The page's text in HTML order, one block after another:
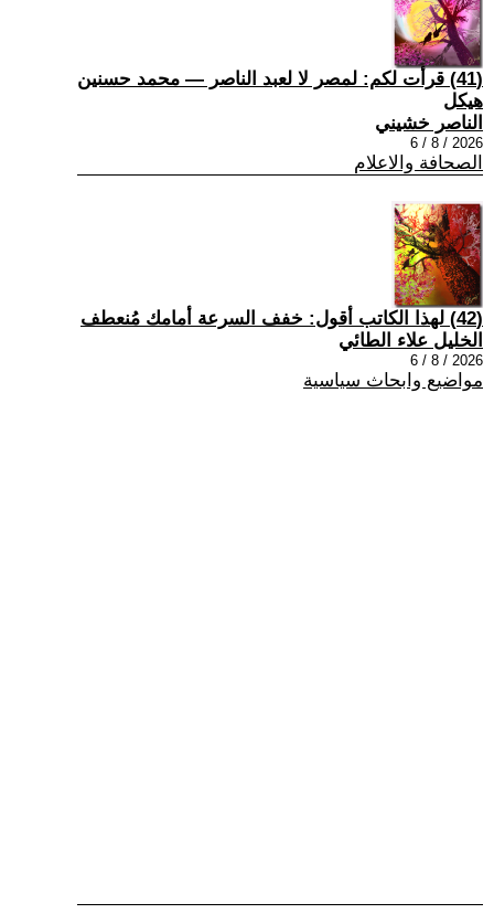
(41) قرأت لكم: لمصر لا لعبد الناصر — محمد حسنين
هيكل
الناصر خشيني
2026 / 8 / 6
الصحافة والاعلام
(42) لهذا الكاتب أقول: خفف السرعة أمامك مُنعطف
الخليل علاء الطائي
2026 / 8 / 6
مواضيع وابحاث سياسية